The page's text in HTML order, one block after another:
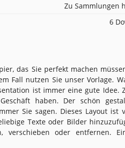
Zu Sammlungen
6
das Sie perfekt machen
Fall nutzen Sie unser Vorlage.
ist immer eine gute Idee.
haben. Der schön
Sie sagen. Dieses Layout ist
Texte oder Bilder
verschieben oder entfernen.